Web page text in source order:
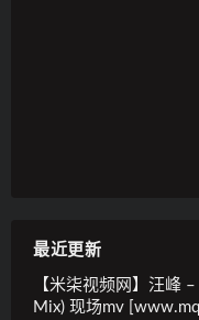
最近更新
【米柒视频网】汪峰
Mix) 现场mv